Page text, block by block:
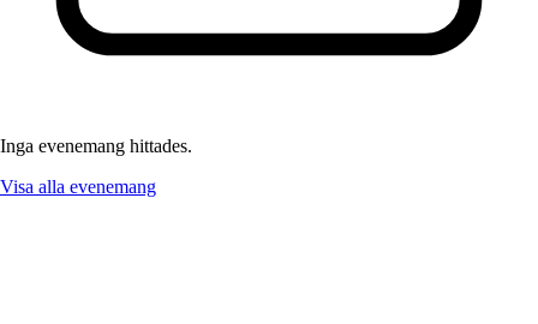
Inga evenemang hittades.
Visa alla evenemang